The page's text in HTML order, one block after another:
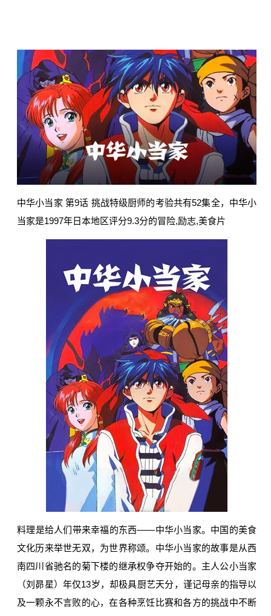
中华小当家 第9话 挑战特级厨师的考验共有52集全，中华小
当家是1997年日本地区评分9.3分的冒险,励志,美食片
料理是给人们带来幸福的东西——中华小当家。中国的美食
文化历来举世无双，为世界称颂。中华小当家的故事是从西
南四川省驰名的菊下楼的继承权争夺开始的。主人公小当家
（刘昴星）年仅13岁，却极具厨艺天分，谨记母亲的指导以
及一颗永不言败的心，在各种烹饪比赛和各方的挑战中不断